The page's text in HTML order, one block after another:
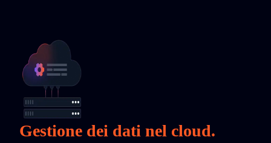
Gestione dei dati nel cloud.